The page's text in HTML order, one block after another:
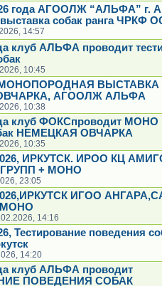
года АГООЛЖ “АЛЬФА” г.
выставка собак ранга ЧРКФ
14:57
клуб АЛЬФА проводит
10:45
МОНОПОРОДНАЯ ВЫСТАВКА
АГООЛЖ АЛЬФА
10:38
клуб ФОКСпроводит МОНО
НЕМЕЦКАЯ ОВЧАРКА
10:35
ИРКУТСК. ИРОО КЦ
+ МОНО
23:05
ИГОО
14:16
Тестирование поведения
14:20
клуб АЛЬФА проводит
ПОВЕДЕНИЯ СОБАК